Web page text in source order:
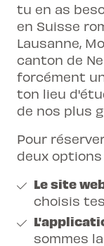
tu en as
en Suisse
Lausanne,
canton de
forcément
ton lieu
de nos plus
Pour
deux options
Le site
choisis
sommes